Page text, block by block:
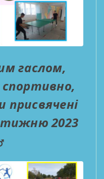
гаслом,
присвячені
тижню 2023